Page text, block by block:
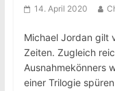
14. April 2020
Michael Jordan gilt
Zeiten. Zugleich
Ausnahmekönners
einer Trilogie